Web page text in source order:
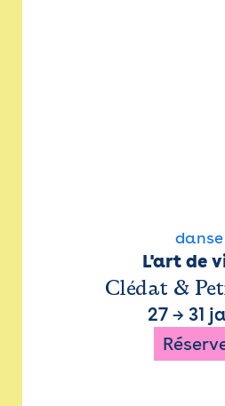
danse
L'art de
Clédat &
27 → 31